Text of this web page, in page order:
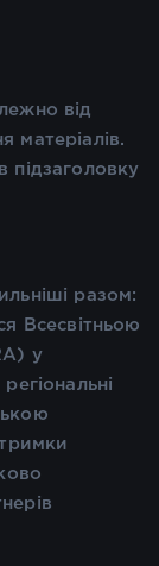
від
матеріалів.
підзаголовку
разом:
Всесвітньою
у